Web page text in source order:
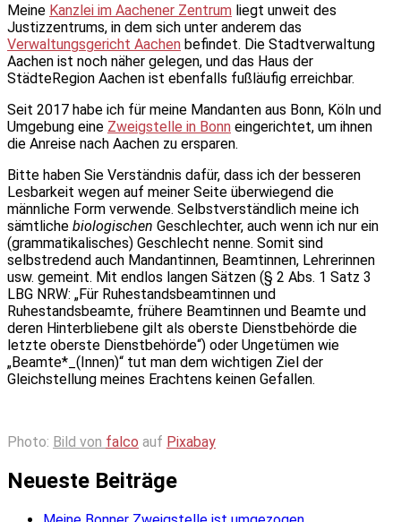
Meine Kanzlei im Aachener Zentrum liegt unweit des
Justizzentrums, in dem sich unter anderem das
Verwaltungsgericht Aachen befindet. Die Stadtverwaltung
Aachen ist noch näher gelegen, und das Haus der
StädteRegion Aachen ist ebenfalls fußläufig erreichbar.
Seit 2017 habe ich für meine Mandanten aus Bonn, Köln und
Umgebung eine Zweigstelle in Bonn eingerichtet, um ihnen
die Anreise nach Aachen zu ersparen.
Bitte haben Sie Verständnis dafür, dass ich der besseren
Lesbarkeit wegen auf meiner Seite überwiegend die
männliche Form verwende. Selbstverständlich meine ich
sämtliche biologischen Geschlechter, auch wenn ich nur ein
(grammatikalisches) Geschlecht nenne. Somit sind
selbstredend auch Mandantinnen, Beamtinnen, Lehrerinnen
usw. gemeint. Mit endlos langen Sätzen (§ 2 Abs. 1 Satz 3
LBG NRW: „Für Ruhestandsbeamtinnen und
Ruhestandsbeamte, frühere Beamtinnen und Beamte und
deren Hinterbliebene gilt als oberste Dienstbehörde die
letzte oberste Dienstbehörde“) oder Ungetümen wie
„Beamte*_(Innen)“ tut man dem wichtigen Ziel der
Gleichstellung meines Erachtens keinen Gefallen.
Photo: Bild von falco auf Pixabay
Neueste Beiträge